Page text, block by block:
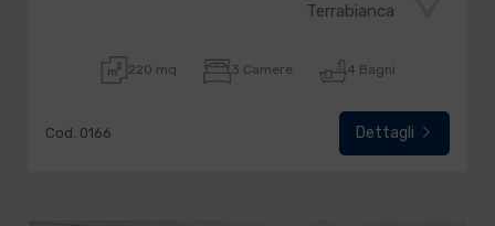
Terrabianca
220 mq 3 Camere 4 Bagni
Cod. 0166 Dettagli